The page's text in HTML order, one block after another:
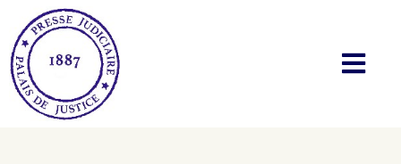
Passer
au
contenu